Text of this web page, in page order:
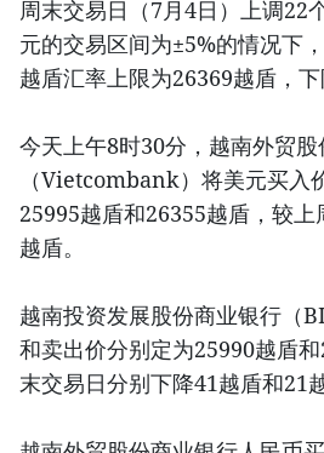
周末交易日（7月4日）上调22
元的交易区间为±5%的情况下
越盾汇率上限为26369越盾，下
今天上午8时30分，越南外贸
（Vietcombank）将美元买入
25995越盾和26355越盾，较
越盾。
越南投资发展股份商业银行（
和卖出价分别定为25990越盾
末交易日分别下降41越盾和21越